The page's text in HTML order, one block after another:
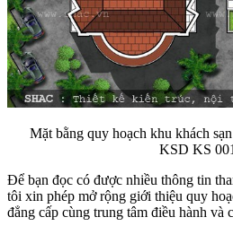
Mặt bằng quy hoạch khu khách
KSD KS
Để bạn đọc có được nhiều thông tin
tôi xin phép mở rộng giới thiệu quy
đẳng cấp cùng trung tâm điều hành và